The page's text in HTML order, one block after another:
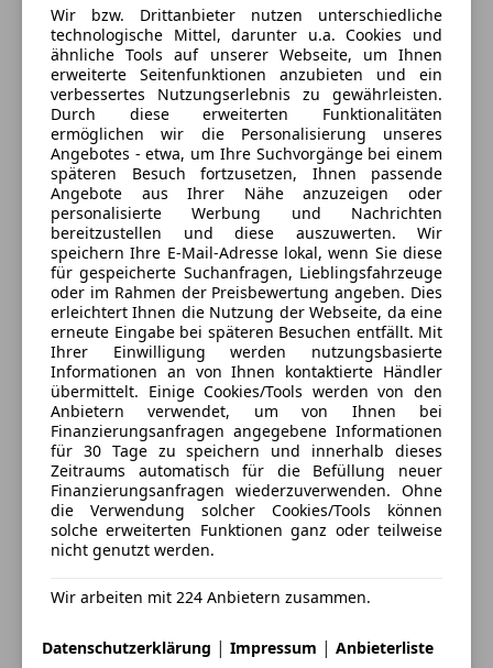
Freisprecheinrichtung
Induktionsladen für Smartphones
MP3
Musikstreaming integriert
Radio
Soundsystem
USB
Volldigitales Kombiinstrument
W-Lan / Wifi Hotspot
Sicherheit
ABS
Abstandstempomat
Abstandswarner
Alarmanlage
Beifahrerairbag
ESP
Fahrerairbag
Fernlichtassistent
Geschwindigkeits-begrenzungsanlage
Isofix
LED-Scheinwerfer
Müdigkeitswarnsystem
22 ZOLL AMG LEICHTMETALLRÄDER VIELSPEICHE
DIGITAL LIGHT M. PROJEKTIONSFUNKTION
AKTIVE AMBIENTEBELEUCHTUNG
ZIERELEMENTE HINTERLEUCHTET
KÜHLERVERKLEIDUNG M. MB PATTERN
EINSTIEGSLEISTEN BELEUCHTETER SCHRIFTZUG
UMFELDBELEUCHTUNG M. PROJ. D.
MARKENLOGOS
LEUCHTENBAND VORNE
360 GRAD KAMERA
DISTRONIC
PARKTRONIC
THERMATIC
LENKRADHEIZUNG
SITZHEIZUNG I. FOND
SITZHEIZUNG FAHRER + BEIFAHRER
FRONTSCHEIBE BEHEIZT
AIRMATIC
HEAD UP DISPLAY
HINTERACHSLENKUNG
FINGERABDRUCKSCANNER
PANORAMA GLASHUBSCHIEBEDACH
AUSSENSPIEGEL ELEKTRISCH KLAPPBAR
Jetzt berechnen
Verkäufer Händler
AV NÖ GmbH St. Pölten
Sternebewertung 4 von 5
4Sterne
(76% Weiterempfehlungen)
Anbieter auf AutoScout24 seit 2018
Kremser Landstraße 86,
3100 St.Pölten, AT
Kontakt
Alle Fahrzeuge des Anbieters
Anbieter kontaktieren
Deine Nachricht
Wir bzw. Drittanbieter nutzen unterschiedliche
technologische Mittel, darunter u.a. Cookies und
ähnliche Tools auf unserer Webseite, um Ihnen
erweiterte Seitenfunktionen anzubieten und ein
verbessertes Nutzungserlebnis zu gewährleisten.
Durch diese erweiterten Funktionalitäten
ermöglichen wir die Personalisierung unseres
Angebotes - etwa, um Ihre Suchvorgänge bei einem
späteren Besuch fortzusetzen, Ihnen passende
Angebote aus Ihrer Nähe anzuzeigen oder
personalisierte Werbung und Nachrichten
bereitzustellen und diese auszuwerten. Wir
speichern Ihre E-Mail-Adresse lokal, wenn Sie diese
für gespeicherte Suchanfragen, Lieblingsfahrzeuge
oder im Rahmen der Preisbewertung angeben. Dies
erleichtert Ihnen die Nutzung der Webseite, da eine
erneute Eingabe bei späteren Besuchen entfällt. Mit
Ihrer Einwilligung werden nutzungsbasierte
Informationen an von Ihnen kontaktierte Händler
übermittelt. Einige Cookies/Tools werden von den
Anbietern verwendet, um von Ihnen bei
Finanzierungsanfragen angegebene Informationen
für 30 Tage zu speichern und innerhalb dieses
Zeitraums automatisch für die Befüllung neuer
Finanzierungsanfragen wiederzuverwenden. Ohne
die Verwendung solcher Cookies/Tools können
solche erweiterten Funktionen ganz oder teilweise
nicht genutzt werden.
Wir arbeiten mit 224 Anbietern zusammen.
Datenschutzerklärung | Impressum | Anbieterliste